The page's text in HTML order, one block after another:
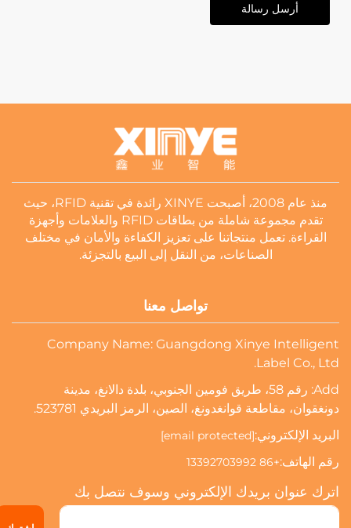
أرسل رسالة
منذ عام 2008، أصبحت XINYE رائدة في تقنية RFID، حيث
تقدم مجموعة شاملة من بطاقات RFID والعلامات وأجهزة
القراءة. تعمل منتجاتنا على تعزيز الكفاءة والأمان في مختلف
الصناعات، من النقل إلى البيع بالتجزئة.
تواصل معنا
Company Name: Guangdong Xinye Intelligent
Label Co., Ltd.
Add: رقم 58، طريق فومين الجنوبي، بلدة دالانغ، مدينة
دونغقوان، مقاطعة قوانغدونغ، الصين، الرمز البريدي 523781.
البريد الإلكتروني:[email protected]
رقم الهاتف:+86 13392703992
اترك عنوان بريدك الإلكتروني وسوف نتصل بك